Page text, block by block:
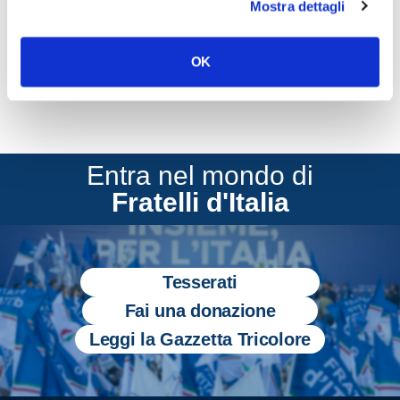
Mostra dettagli
OK
Entra nel mondo di
Fratelli d'Italia
Tesserati
Fai una donazione
Leggi la Gazzetta Tricolore